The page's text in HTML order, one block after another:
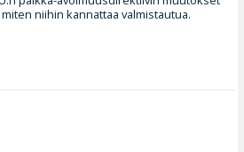
niihin kannattaa valmistautua.